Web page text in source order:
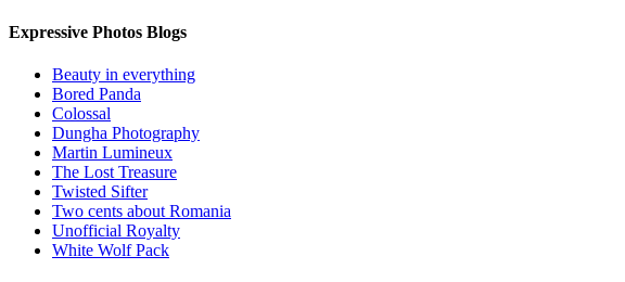
Expressive Photos Blogs
Beauty in everything
Bored Panda
Colossal
Dungha Photography
Martin Lumineux
The Lost Treasure
Twisted Sifter
Two cents about Romania
Unofficial Royalty
White Wolf Pack